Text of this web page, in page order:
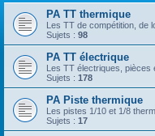
PA TT thermique
Les TT de compétition, de
Sujets : 98
PA TT électrique
Les TT électriques, pièces
Sujets : 178
PA Piste thermique
Les pistes 1/10 et 1/8
Sujets : 17